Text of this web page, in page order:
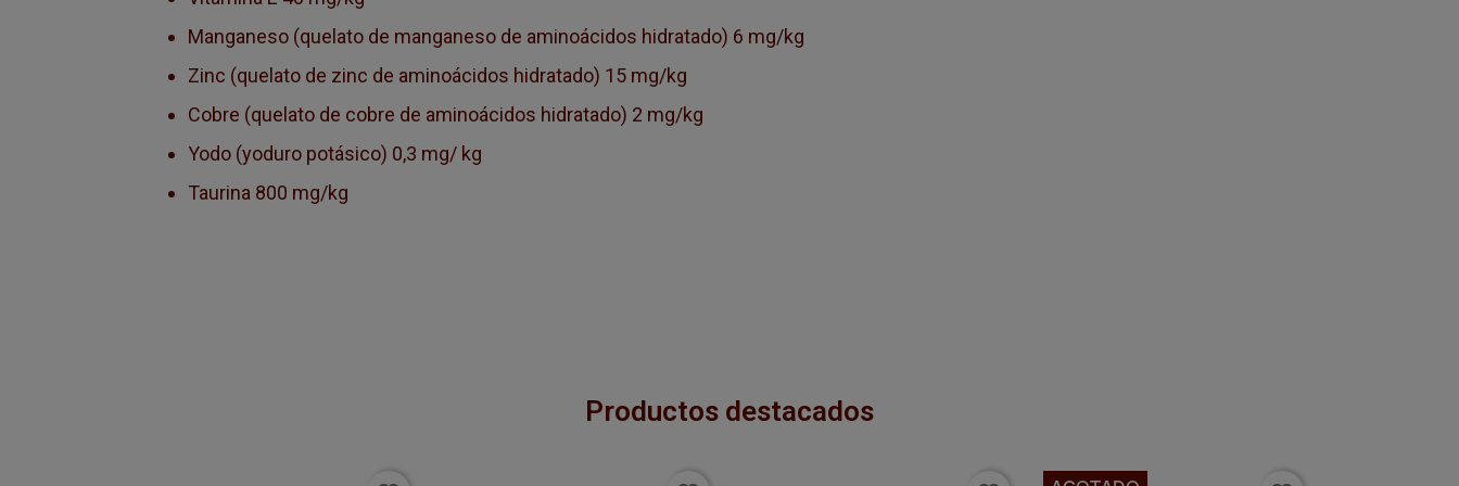
Manganeso (quelato de manganeso de aminoácidos hidratado) 6 mg/kg
Zinc (quelato de zinc de aminoácidos hidratado) 15 mg/kg
Cobre (quelato de cobre de aminoácidos hidratado) 2 mg/kg
Yodo (yoduro potásico) 0,3 mg/ kg
Taurina 800 mg/kg
Productos destacados